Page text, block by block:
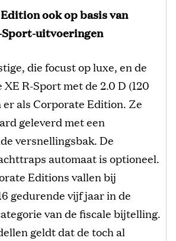
ook op basis van
Sport-uitvoeringen
die focust op luxe, en de
R-Sport met de 2.0 D (120
er als Corporate Edition. Ze
geleverd met een
versnellingsbak. De
automaat is optioneel.
Editions vallen bij
gedurende vijf jaar in de
van de fiscale bijtelling.
geldt dat de toch al